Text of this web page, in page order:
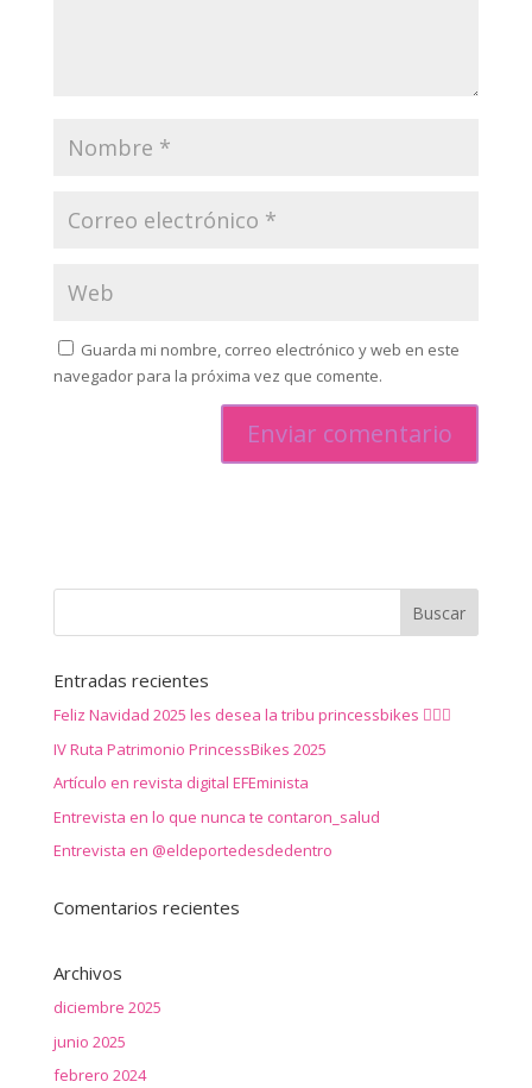
Guarda mi nombre, correo electrónico y web en este
navegador para la próxima vez que comente.
Entradas recientes
Feliz Navidad 2025 les desea la tribu princessbikes 🚴‍♀️✨
IV Ruta Patrimonio PrincessBikes 2025
Artículo en revista digital EFEminista
Entrevista en lo que nunca te contaron_salud
Entrevista en @eldeportedesdedentro
Comentarios recientes
Archivos
diciembre 2025
junio 2025
febrero 2024